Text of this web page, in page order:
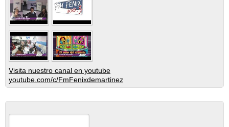
Visita nuestro canal en youtube
youtube.com/c/FmFenixdemartinez
Formulario de búsqueda
Buscar